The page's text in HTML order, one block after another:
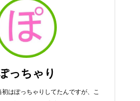
っちゃり
はぽっちゃりしてたんですが、こ